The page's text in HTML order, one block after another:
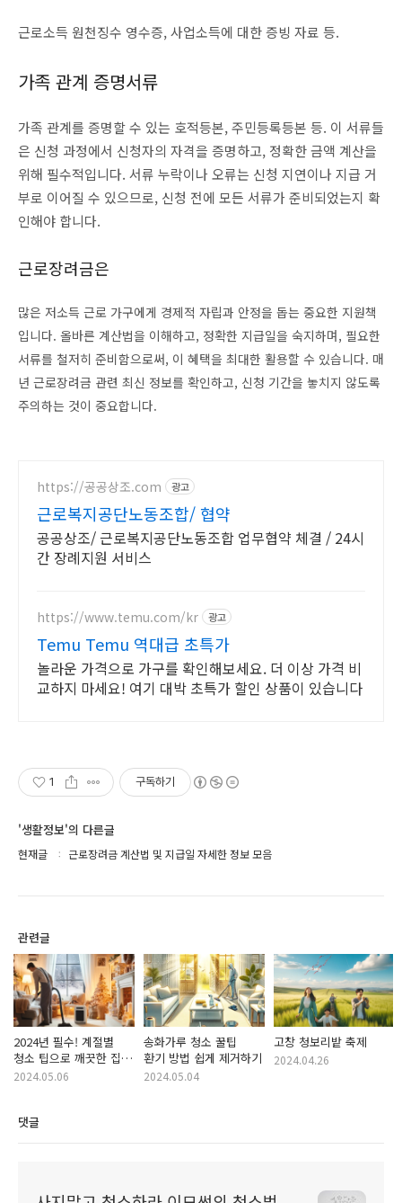
근로소득 원천징수 영수증, 사업소득에 대한 증빙 자료 등.
가족 관계 증명서류
가족 관계를 증명할 수 있는 호적등본, 주민등록등본 등. 이 서류들
은 신청 과정에서 신청자의 자격을 증명하고, 정확한 금액 계산을
위해 필수적입니다. 서류 누락이나 오류는 신청 지연이나 지급 거
부로 이어질 수 있으므로, 신청 전에 모든 서류가 준비되었는지 확
인해야 합니다.
근로장려금은
많은 저소득 근로 가구에게 경제적 자립과 안정을 돕는 중요한 지원책
입니다. 올바른 계산법을 이해하고, 정확한 지급일을 숙지하며, 필요한
서류를 철저히 준비함으로써, 이 혜택을 최대한 활용할 수 있습니다. 매
년 근로장려금 관련 최신 정보를 확인하고, 신청 기간을 놓치지 않도록
주의하는 것이 중요합니다.
https://공공상조.com 광고
근로복지공단노동조합/ 협약
공공상조/ 근로복지공단노동조합 업무협약 체결 / 24시
간 장례지원 서비스
https://www.temu.com/kr 광고
Temu Temu 역대급 초특가
놀라운 가격으로 가구를 확인해보세요. 더 이상 가격 비
교하지 마세요! 여기 대박 초특가 할인 상품이 있습니다
1 구독하기
'생활정보'의 다른글
현재글 근로장려금 계산법 및 지급일 자세한 정보 모음
관련글
2024년 필수! 계절별
청소 팁으로 깨끗한 집
유지하기
2024.05.06
송화가루 청소 꿀팁
환기 방법 쉽게 제거하기
2024.05.04
고창 청보리밭 축제
2024.04.26
댓글